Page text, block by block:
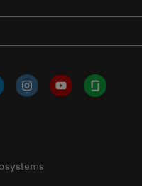
InstagramYouTubeGlassdoor